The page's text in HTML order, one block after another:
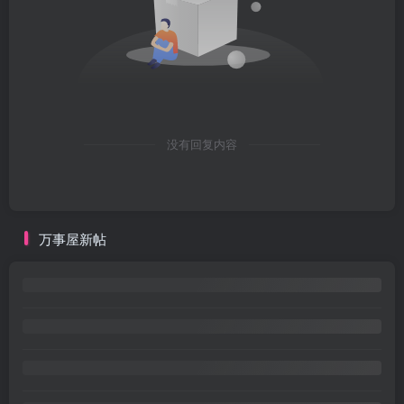
没有回复内容
万事屋新帖